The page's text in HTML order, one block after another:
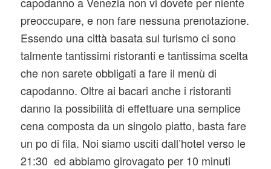
preoccupare, e non fare nessuna prenotazione.
Essendo una città basata sul turismo ci sono
talmente tantissimi ristoranti e tantissima scelta
che non sarete obbligati a fare il menù di
capodanno. Oltre ai bacari anche i ristoranti
danno la possibilità di effettuare una semplice
cena composta da un singolo piatto, basta fare
un po di fila. Noi siamo usciti dall’hotel verso le
21:30 ed abbiamo girovagato per 10 minuti